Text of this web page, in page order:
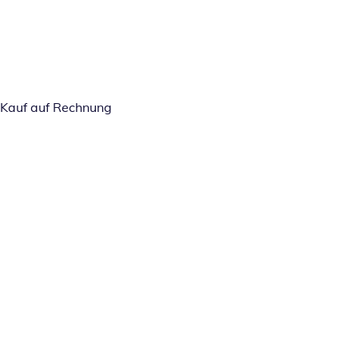
Kauf auf Rechnung